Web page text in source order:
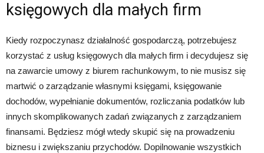
księgowych dla małych firm
Kiedy rozpoczynasz działalność gospodarczą, potrzebujesz
korzystać z usług księgowych dla małych firm i decydujesz się
na zawarcie umowy z biurem rachunkowym, to nie musisz się
martwić o zarządzanie własnymi księgami, księgowanie
dochodów, wypełnianie dokumentów, rozliczania podatków lub
innych skomplikowanych zadań związanych z zarządzaniem
finansami. Będziesz mógł wtedy skupić się na prowadzeniu
biznesu i zwiększaniu przychodów. Dopilnowanie wszystkich